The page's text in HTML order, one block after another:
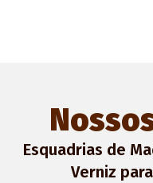
Esquadrias de
Verniz